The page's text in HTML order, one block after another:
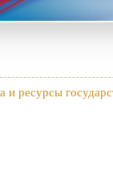
и ресурсы